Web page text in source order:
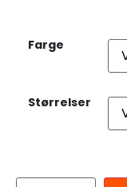
Farge
Størrelser